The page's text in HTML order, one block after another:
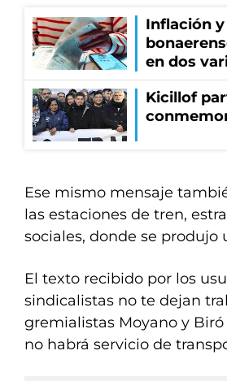
Inflación
en dos
Kicillof
Ese mismo mensaje
las estaciones de tren,
sociales, donde se produjo
El texto recibido por los
sindicalistas no te dejan
gremialistas Moyano y
no habrá servicio de